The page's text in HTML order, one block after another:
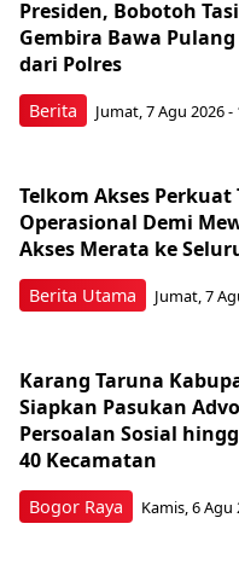
Berita
Presiden, Bobotoh
Gembira Bawa
dari Polres
Jumat, 7 Agu 2026 -
Berita Utama
Telkom Akses
Operasional Demi
Akses Merata ke
Jumat, 7
Bogor Raya
Karang Taruna
Siapkan Pasukan
Persoalan Sosial
40 Kecamatan
Kamis, 6 Agu